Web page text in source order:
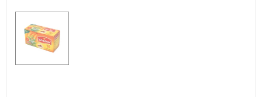
Clavo De